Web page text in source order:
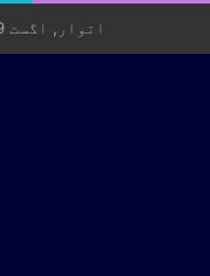
اتوار, اگست 9 2026